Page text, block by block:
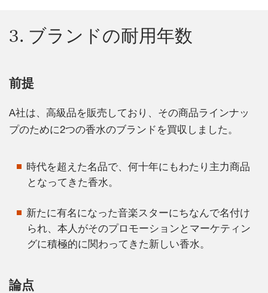
3. ブランドの耐用年数
前提
A社は、高級品を販売しており、その商品ラインナッ
プのために2つの香水のブランドを買収しました。
時代を超えた名品で、何十年にもわたり主力商品
となってきた香水。
新たに有名になった音楽スターにちなんで名付け
られ、本人がそのプロモーションとマーケティン
グに積極的に関わってきた新しい香水。
論点